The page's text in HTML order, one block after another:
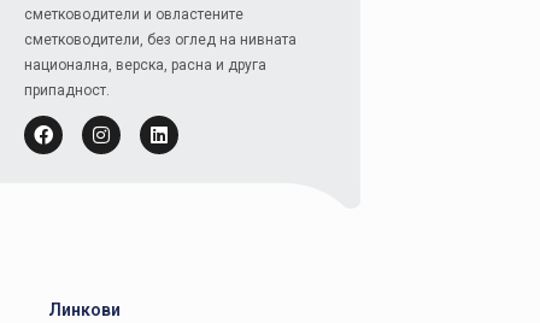
сметководители и овластените
сметководители, без оглед на нивната
национална, верска, расна и друга
припадност.
Линкови